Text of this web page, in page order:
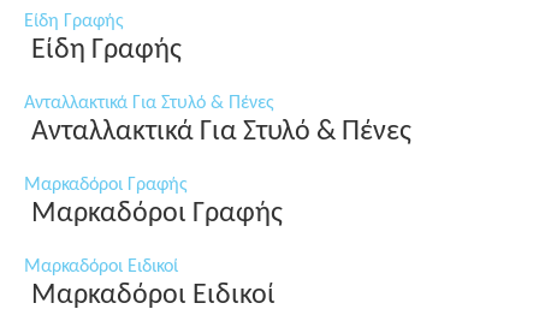
Είδη Γραφής
Είδη Γραφής
Ανταλλακτικά Για Στυλό & Πένες
Ανταλλακτικά Για Στυλό & Πένες
Μαρκαδόροι Γραφής
Μαρκαδόροι Γραφής
Μαρκαδόροι Ειδικοί
Μαρκαδόροι Ειδικοί